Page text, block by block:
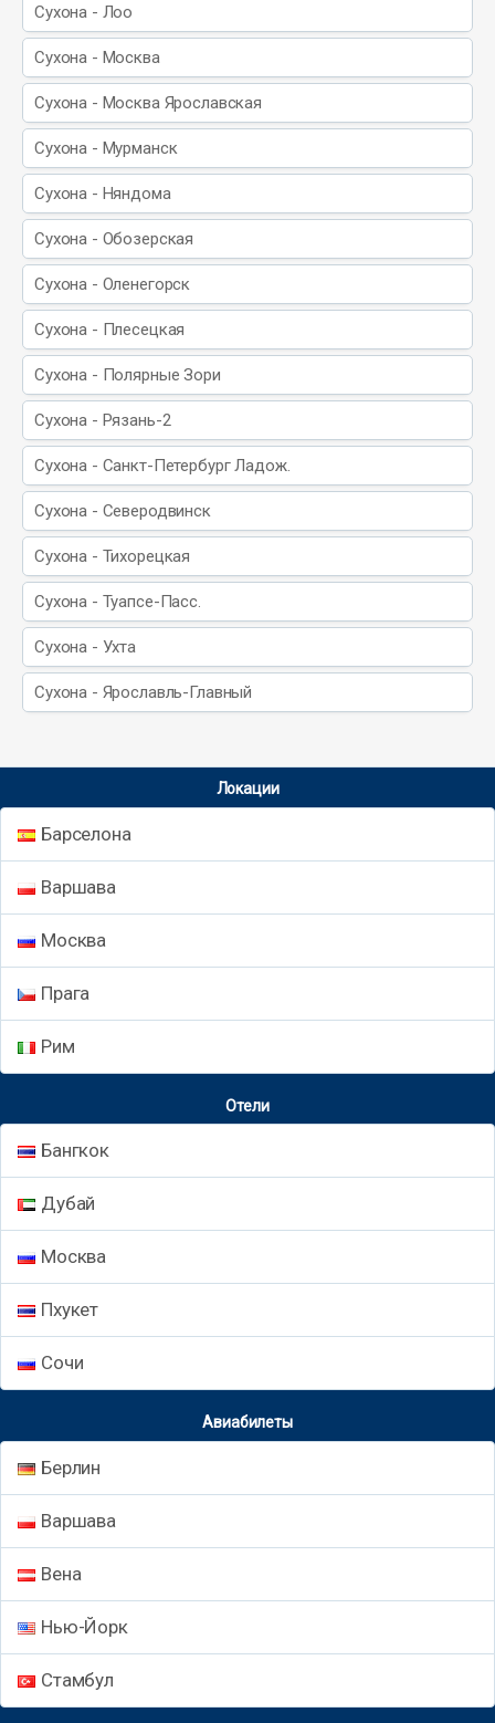
Сухона - Лоо
Сухона - Москва
Сухона - Москва Ярославская
Сухона - Мурманск
Сухона - Няндома
Сухона - Обозерская
Сухона - Оленегорск
Сухона - Плесецкая
Сухона - Полярные Зори
Сухона - Рязань-2
Сухона - Санкт-Петербург Ладож.
Сухона - Северодвинск
Сухона - Тихорецкая
Сухона - Туапсе-Пасс.
Сухона - Ухта
Сухона - Ярославль-Главный
Локации
Барселона
Варшава
Москва
Прага
Рим
Отели
Бангкок
Дубай
Москва
Пхукет
Сочи
Авиабилеты
Берлин
Варшава
Вена
Нью-Йорк
Стамбул